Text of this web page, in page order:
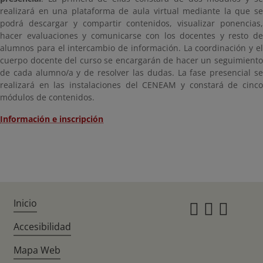
realizará en una plataforma de aula virtual mediante la que se
podrá descargar y compartir contenidos, visualizar ponencias,
hacer evaluaciones y comunicarse con los docentes y resto de
alumnos para el intercambio de información. La coordinación y el
cuerpo docente del curso se encargarán de hacer un seguimiento
de cada alumno/a y de resolver las dudas. La fase presencial se
realizará en las instalaciones del CENEAM y constará de cinco
módulos de contenidos.
Información e inscripción
Inicio
Accesibilidad
Mapa Web